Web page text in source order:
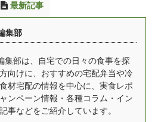
最新記事
集部
集部は、自宅での日々の食事を探
向けに、おすすめの宅配弁当や冷
材宅配の情報を中心に、実食レポ
ンペーン情報・各種コラム・イン
事などをご紹介しています。